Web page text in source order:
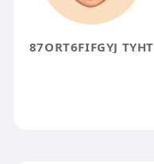
87ORT6FIFGYJ TYHT